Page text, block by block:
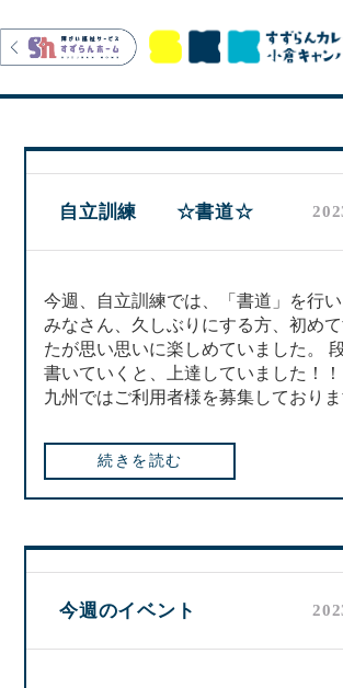
自立訓練 ☆書道☆
今週、自立訓練では、「書道」を行い
みなさん、久しぶりにする方、初め
たが思い思いに楽しめていました。
書いていくと、上達していました！
九州ではご利用者様を募集しており
続きを読む
今週のイベント